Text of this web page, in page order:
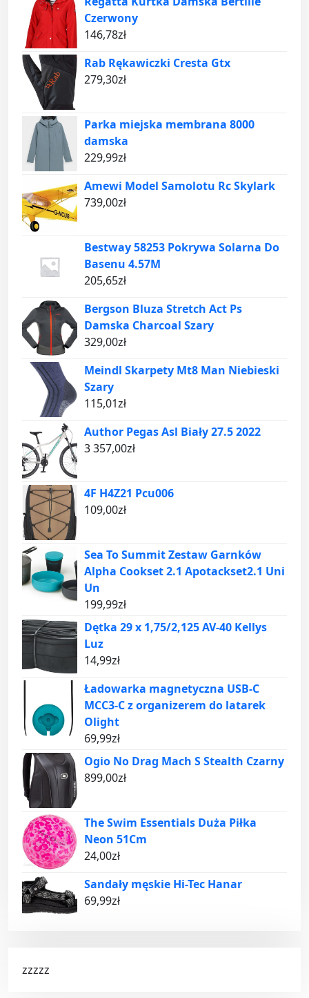
Czerwony
146,78zł
Rab Rękawiczki Cresta Gtx
279,30zł
Parka miejska membrana 8000
damska
229,99zł
Amewi Model Samolotu Rc Skylark
739,00zł
Bestway 58253 Pokrywa Solarna Do
Basenu 4.57M
205,65zł
Bergson Bluza Stretch Act Ps
Damska Charcoal Szary
329,00zł
Meindl Skarpety Mt8 Man Niebieski
Szary
115,01zł
Author Pegas Asl Biały 27.5 2022
3 357,00zł
4F H4Z21 Pcu006
109,00zł
Sea To Summit Zestaw Garnków
Alpha Cookset 2.1 Apotackset2.1 Uni
Un
199,99zł
Dętka 29 x 1,75/2,125 AV-40 Kellys
Luz
14,99zł
Ładowarka magnetyczna USB-C
MCC3-C z organizerem do latarek
Olight
69,99zł
Ogio No Drag Mach S Stealth Czarny
899,00zł
The Swim Essentials Duża Piłka
Neon 51Cm
24,00zł
Sandały męskie Hi-Tec Hanar
69,99zł
zzzzz